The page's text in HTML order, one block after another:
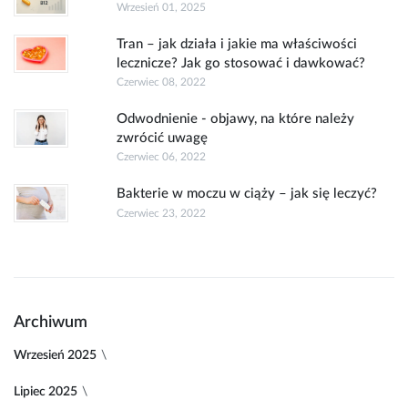
Wrzesień 01, 2025
Tran – jak działa i jakie ma właściwości
lecznicze? Jak go stosować i dawkować?
Czerwiec 08, 2022
Odwodnienie - objawy, na które należy
zwrócić uwagę
Czerwiec 06, 2022
Bakterie w moczu w ciąży – jak się leczyć?
Czerwiec 23, 2022
Archiwum
Wrzesień 2025
Lipiec 2025